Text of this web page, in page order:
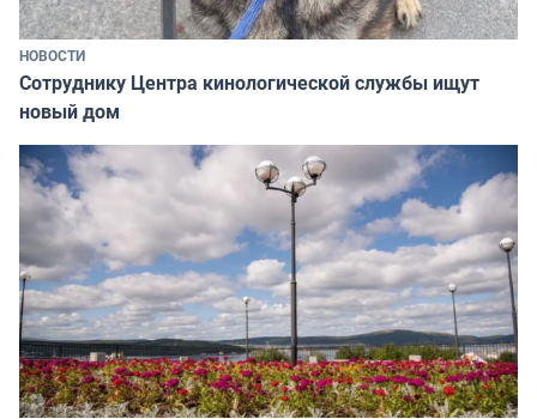
НОВОСТИ
Сотруднику Центра кинологической службы ищут
новый дом